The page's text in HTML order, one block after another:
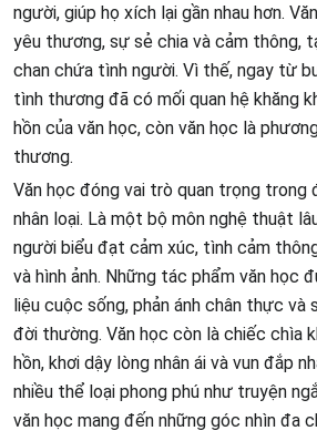
người, giúp họ xích lại gần nhau hơn.
yêu thương, sự sẻ chia và cảm thông,
chan chứa tình người. Vì thế, ngay từ
tình thương đã có mối quan hệ khăng
hồn của văn học, còn văn học là
thương.
Văn học đóng vai trò quan trọng trong
nhân loại. Là một bộ môn nghệ thuật
người biểu đạt cảm xúc, tình cảm
và hình ảnh. Những tác phẩm văn học
liệu cuộc sống, phản ánh chân thực và
đời thường. Văn học còn là chiếc chìa
hồn, khơi dậy lòng nhân ái và vun đắp
nhiều thể loại phong phú như truyện
văn học mang đến những góc nhìn đa